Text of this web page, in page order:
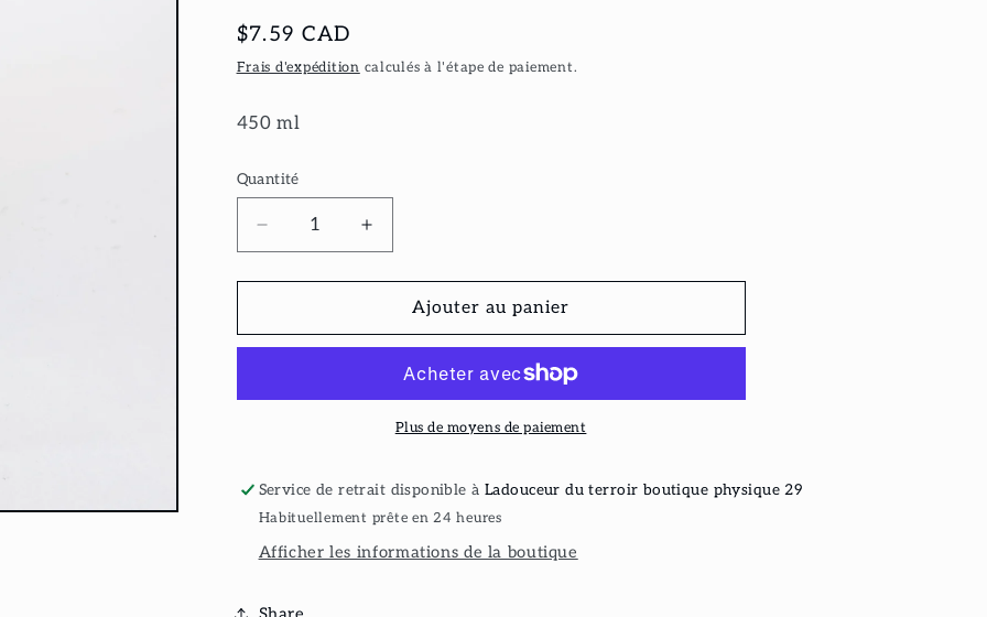
Prix
habituel
$7.59 CAD
Frais d'expédition calculés à l'étape de paiement.
450 ml
Quantité
Réduire
la
quantité
Concombres
Augmenter
la
quantité
Concombres
Ajouter au panier
Plus de moyens de paiement
Service de retrait disponible à Ladouceur du terroir boutique physique 29
Habituellement prête en 24 heures
Afficher les informations de la boutique